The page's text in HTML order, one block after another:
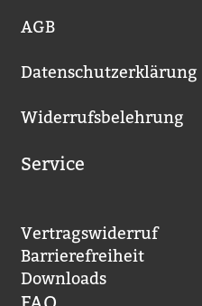
AGB
Datenschutzerklärung
Widerrufsbelehrung
Service
Vertragswiderruf
Barrierefreiheit
Downloads